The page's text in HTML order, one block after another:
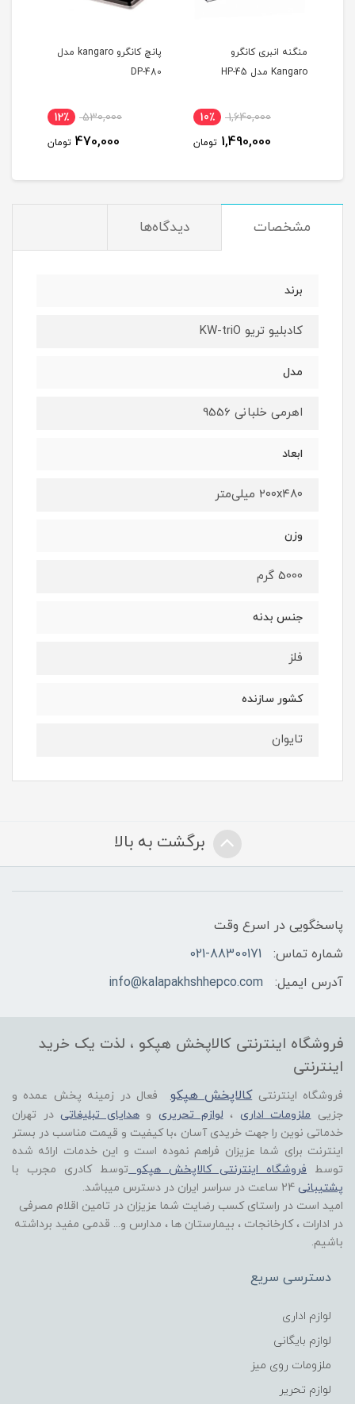
DP-480
530,000 12٪
470,000 تومان
پانچ برند کانگرو Kangaro
مدل DP 800
7,320,000 18٪
6,050,000 تومان
مشخصات دیدگاه‌ها
برند
کادبلیو تریو KW-triO
مدل
اهرمی خلبانی 9556
ابعاد
۲۰۰x۴۸۰ میلی‌متر
وزن
5000 گرم
جنس بدنه
فلز
کشور سازنده
تایوان
برگشت به بالا
پاسخگویی در اسرع وقت
شماره تماس:
021-88300171
آدرس ایمیل:
info@kalapakhshhepco.com
فروشگاه اینترنتی کالاپخش هپکو ، لذت یک خرید
اینترنتی
فروشگاه اینترنتی کالاپخش هپکو
فعال در زمینه پخش عمده و
جزییملزومات اداری ،لوازم تحریری وهدایای تبلیغاتیدر تهران
خدماتی نوین را جهت خریدی آسان ،با کیفیت و قیمت مناسب در بستر
اینترنت برای شما عزیزان فراهم نموده است و این خدمات ارائه شده
توسط فروشگاه اینترنتی کالاپخش هپکو
توسط کادری مجرب با
پشتیبانی
امید است در راستای کسب رضایت شما عزیزان در تامین اقلام مصرفی
در ادارات ، کارخانجات ، بیمارستان ها ، مدارس و... قدمی مفید برداشته
باشیم.
دسترسی سریع
لوازم اداری
لوازم بایگانی
ملزومات روی میز
لوازم تحریر